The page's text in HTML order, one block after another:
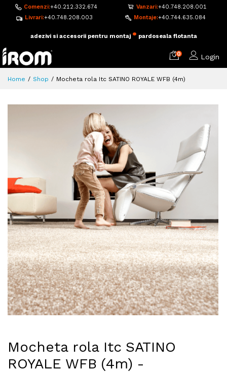
Comenzi:+40.212.332.674 Vanzari:+40.748.208.001
Livrari:+40.748.208.003 Montaje:+40.744.635.084
adezivi si accesorii pentru montaj • pardoseala flotanta
0 Login
Home Shop Mocheta rola Itc SATINO ROYALE WFB (4m)
Mocheta rola Itc SATINO
ROYALE WFB (4m) -